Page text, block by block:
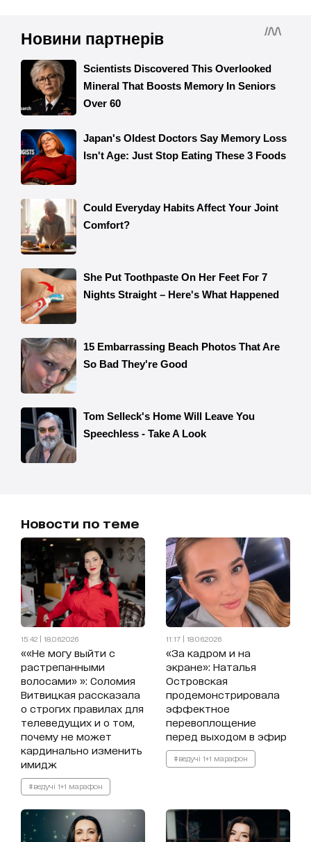
Новости по теме
15:42 | 18.06.2026
««Не могу выйти с
растрепанными
волосами» »: Соломия
Витвицкая рассказала
о строгих правилах для
телеведущих и о том,
почему не может
кардинально изменить
имидж
#ведучі 1+1 марафон
11:17 | 18.06.2026
«За кадром и на
экране»: Наталья
Островская
продемонстрировала
эффектное
перевоплощение
перед выходом в эфир
#ведучі 1+1 марафон